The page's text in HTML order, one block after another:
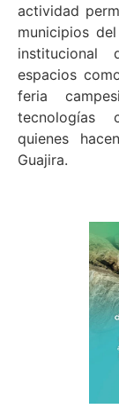
actividad
municipios
institucional
espacios
feria
tecnologías
quienes
Guajira.